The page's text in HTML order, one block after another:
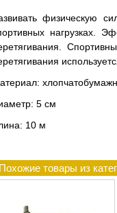
физическую
нагрузках.
5 см
10 м
Похожие товары из